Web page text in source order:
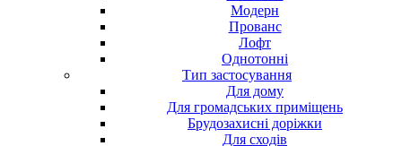
Модерн
Прованс
Лофт
Однотонні
Тип застосування
Для дому
Для громадських приміщень
Брудозахисні доріжки
Для сходів